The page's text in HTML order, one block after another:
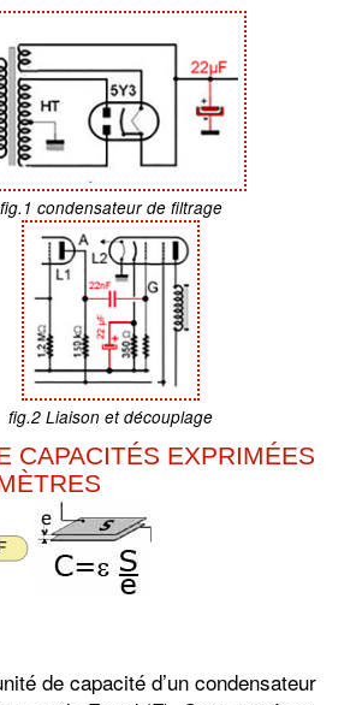
fig.1 condensateur de filtrage
fig.2 Liaison et découplage
CAPACITÉS EXPRIMÉES
de capacité d’un condensateur